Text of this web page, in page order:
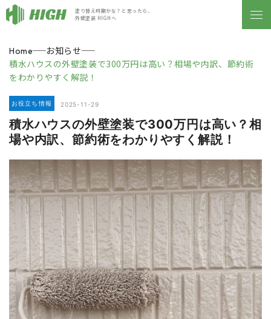
塗り替え時期かな？と思ったら、
外壁塗装 HIGHへ
Home
お知らせ
積水ハウスの外壁塗装で300万円は高い？相場や内訳、節約術
をわかりやすく解説！
お役立ち情報 2025-11-29
積水ハウスの外壁塗装で300万円は高い？相
場や内訳、節約術をわかりやすく解説！